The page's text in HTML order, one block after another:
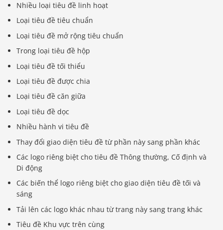
Nhiều loại tiêu đề linh hoạt
Loại tiêu đề tiêu chuẩn
Loại tiêu đề mở rộng tiêu chuẩn
Trong loại tiêu đề hộp
Loại tiêu đề tối thiểu
Loại tiêu đề được chia
Loại tiêu đề căn giữa
Loại tiêu đề dọc
Nhiều hành vi tiêu đề
Thay đổi giao diện tiêu đề từ phần này sang phần khác
Các logo riêng biệt cho tiêu đề Thông thường, Cố định và
Di động
Các biến thể logo riêng biệt cho giao diện tiêu đề tối và
sáng
Tải lên các logo khác nhau từ trang này sang trang khác
Tiêu đề Khu vực trên cùng